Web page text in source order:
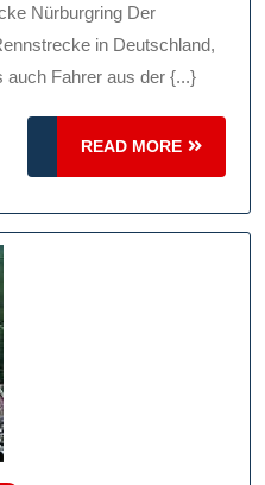
in Deutschland,
auch Fahrer aus der {...}
READ MORE
READ
MORE